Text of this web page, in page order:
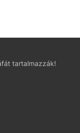
tartalmazzák!